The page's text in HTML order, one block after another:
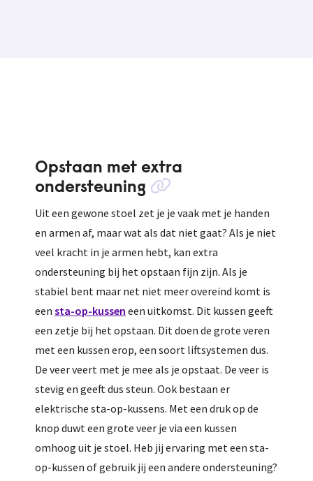
Opstaan met extra
ondersteuning
Uit een gewone stoel zet je je vaak met je handen
en armen af, maar wat als dat niet gaat? Als je niet
veel kracht in je armen hebt, kan extra
ondersteuning bij het opstaan fijn zijn. Als je
stabiel bent maar net niet meer overeind komt is
een sta-op-kussen een uitkomst. Dit kussen geeft
een zetje bij het opstaan. Dit doen de grote veren
met een kussen erop, een soort liftsystemen dus.
De veer veert met je mee als je opstaat. De veer is
stevig en geeft dus steun. Ook bestaan er
elektrische sta-op-kussens. Met een druk op de
knop duwt een grote veer je via een kussen
omhoog uit je stoel. Heb jij ervaring met een sta-
op-kussen of gebruik jij een andere ondersteuning?